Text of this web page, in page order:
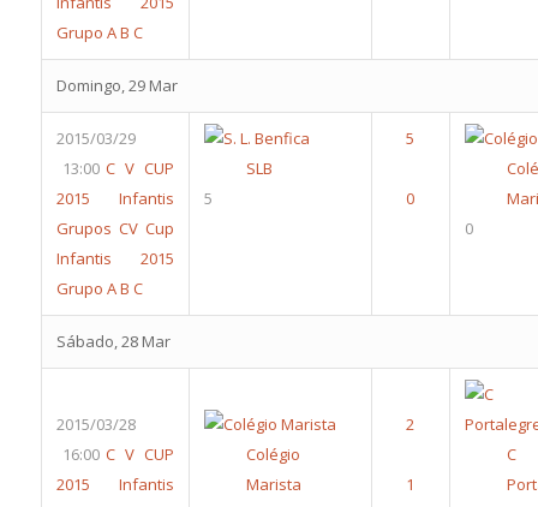
Grupo A B C
Domingo, 29 Mar
2015/03/29
13:00 C V CUP
2015 Infantis
Grupos CV Cup
Infantis 2015
Grupo A B C
SLB
5
0
Sábado, 28 Mar
2015/03/28
16:00 C V CUP
2015 Infantis
Colégio
Marista